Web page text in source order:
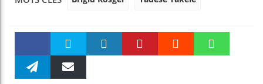
Faceboo Twitter